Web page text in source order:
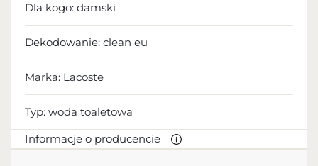
Dla kogo: damski
Dekodowanie: clean eu
Marka: Lacoste
Typ: woda toaletowa
Informacje o producencie